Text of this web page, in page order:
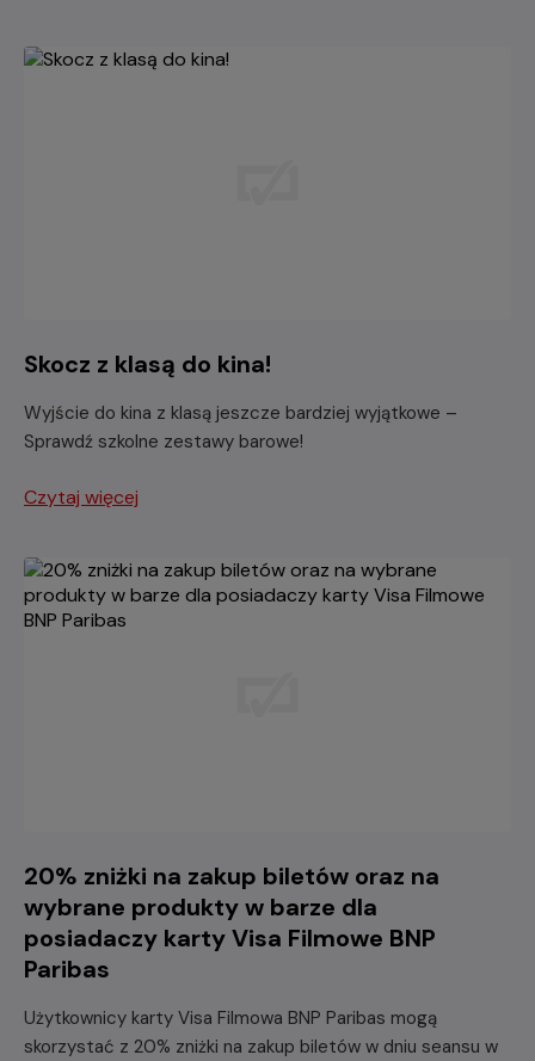
Skocz z klasą do kina!
Wyjście do kina z klasą jeszcze bardziej wyjątkowe –
Sprawdź szkolne zestawy barowe!
Czytaj więcej
20% zniżki na zakup biletów oraz na
wybrane produkty w barze dla
posiadaczy karty Visa Filmowe BNP
Paribas
Użytkownicy karty Visa Filmowa BNP Paribas mogą
skorzystać z 20% zniżki na zakup biletów w dniu seansu w